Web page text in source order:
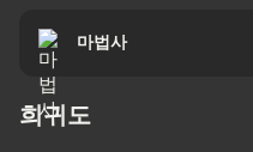
마법사
희귀도